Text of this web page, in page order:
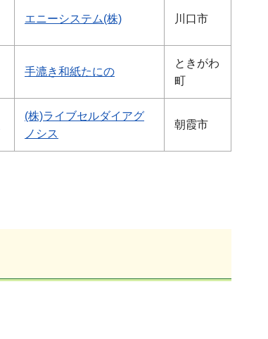
エニーシステム(株) 川口市
手漉き和紙たにの
ときがわ
町
(株)ライブセルダイアグ
ノシス
朝霞市